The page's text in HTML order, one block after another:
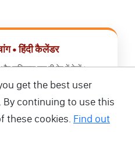
• हिंदी कैलेंडर
और राशिफल एक ही ऐप में देखें।
ऐप डाउनलोड करें
get the best user
By continuing to use this
these cookies. Find out